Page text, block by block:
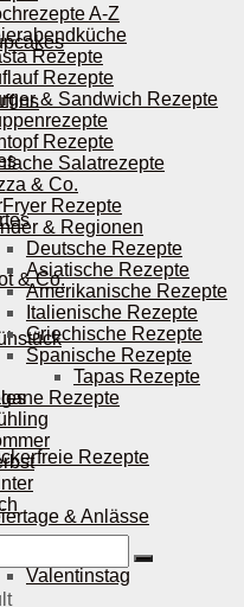
& Co.
Rezepte
Rezepte
& Anlässe
Valentinstag
A-Z
Rezepte
Rezepte
& Sandwich Rezepte
Rezepte
Salatrezepte
& Co.
Rezepte
& Regionen
Deutsche Rezepte
Asiatische Rezepte
Amerikanische Rezepte
Italienische Rezepte
Griechische Rezepte
Spanische Rezepte
Tapas Rezepte